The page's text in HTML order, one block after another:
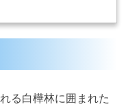
る白樺林に囲まれた